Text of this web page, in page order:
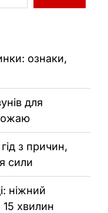
ознаки,
для
з причин,
сили
ніжний
хвилин